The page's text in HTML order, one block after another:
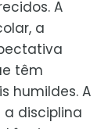
A
a
têm
humildes. A
disciplina